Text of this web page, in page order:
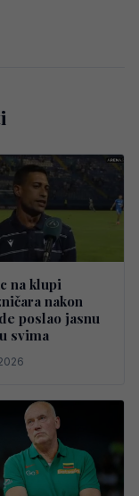
na klupi
nakon
poslao jasnu
svima